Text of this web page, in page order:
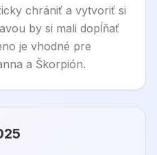
chrániť a vytvoriť si
by si mali dopĺňať
je vhodné pre
a Škorpión.